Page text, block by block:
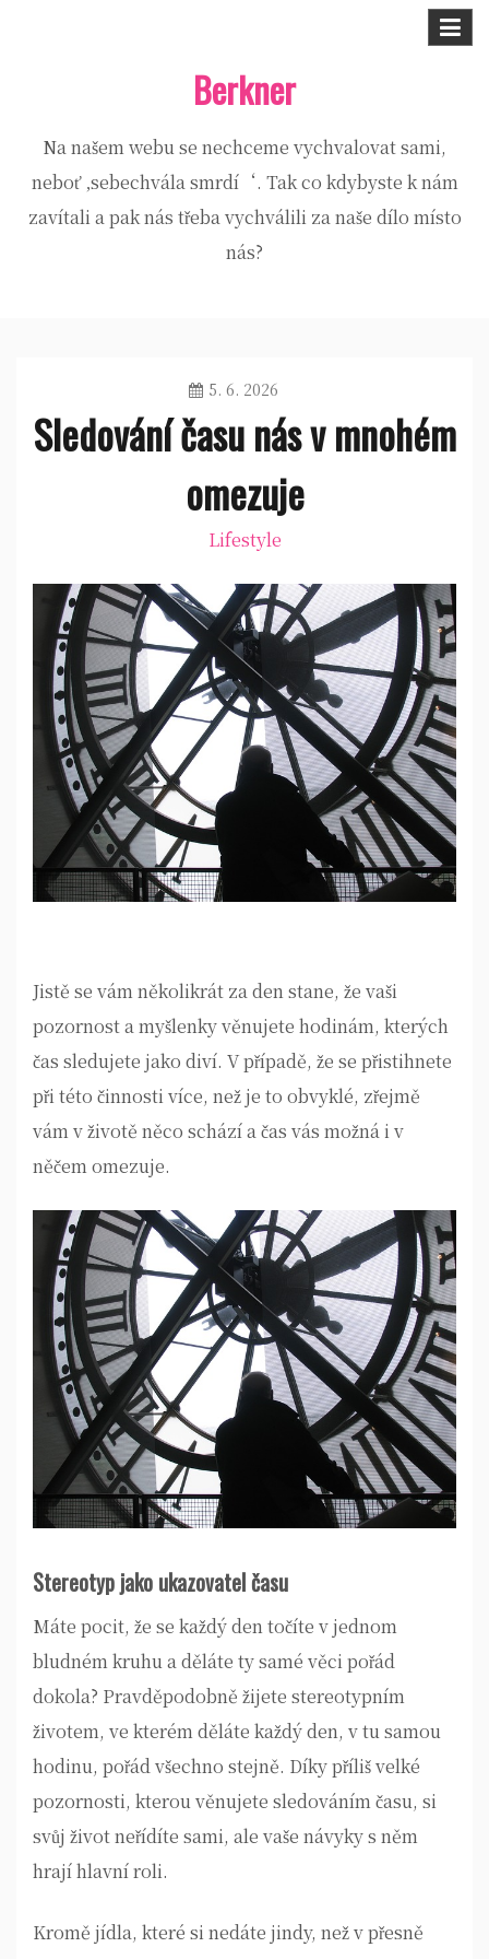
Berkner
Na našem webu se nechceme vychvalovat sami,
neboť ‚sebechvála smrdí‘. Tak co kdybyste k nám
zavítali a pak nás třeba vychválili za naše dílo místo
nás?
5. 6. 2026
Sledování času nás v mnohém
omezuje
Lifestyle
Jistě se vám několikrát za den stane, že vaši
pozornost a myšlenky věnujete hodinám, kterých
čas sledujete jako diví. V případě, že se přistihnete
při této činnosti více, než je to obvyklé, zřejmě
vám v životě něco schází a čas vás možná i v
něčem omezuje.
Stereotyp jako ukazovatel času
Máte pocit, že se každý den točíte v jednom
bludném kruhu a děláte ty samé věci pořád
dokola? Pravděpodobně žijete stereotypním
životem, ve kterém děláte každý den, v tu samou
hodinu, pořád všechno stejně. Díky příliš velké
pozornosti, kterou věnujete sledováním času, si
svůj život neřídíte sami, ale vaše návyky s něm
hrají hlavní roli.
Kromě jídla, které si nedáte jindy, než v přesně